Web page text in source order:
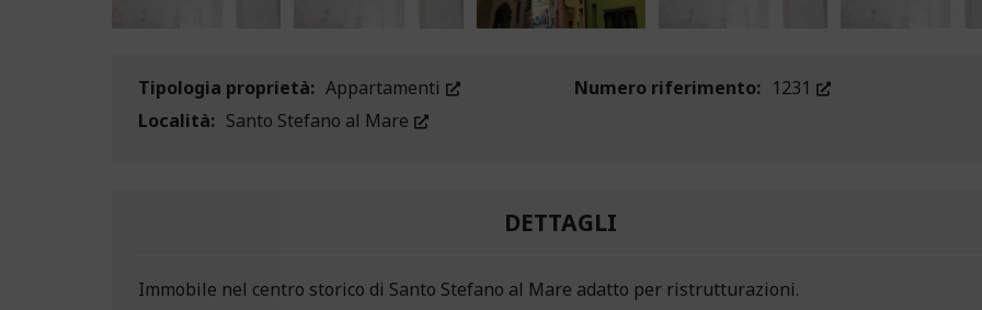
Tipologia proprietà: Appartamenti Numero riferimento: 1231
Località: Santo Stefano al Mare
DETTAGLI
Immobile nel centro storico di Santo Stefano al Mare adatto per ristrutturazioni.